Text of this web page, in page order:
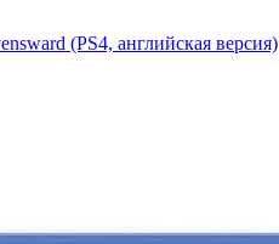
(PS4, английская версия)